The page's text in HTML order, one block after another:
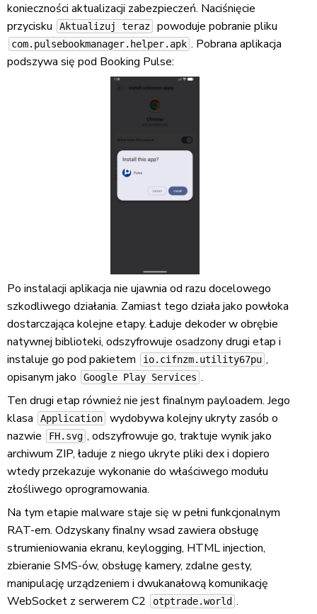
konieczności aktualizacji zabezpieczeń. Naciśnięcie
przycisku
Aktualizuj teraz powoduje pobranie pliku
com.pulsebookmanager.helper.apk . Pobrana aplikacja
podszywa się pod Booking Pulse:
Po instalacji aplikacja nie ujawnia od razu docelowego
szkodliwego działania. Zamiast tego działa jako powłoka
dostarczająca kolejne etapy. Ładuje dekoder w obrębie
natywnej biblioteki, odszyfrowuje osadzony drugi etap i
instaluje go pod pakietem
io.cifnzm.utility67pu ,
opisanym jako
Google Play Services .
Ten drugi etap również nie jest finalnym payloadem. Jego
klasa
Application
wydobywa kolejny ukryty zasób o
nazwie
FH.svg , odszyfrowuje go, traktuje wynik jako
archiwum ZIP, ładuje z niego ukryte pliki dex i dopiero
wtedy przekazuje wykonanie do właściwego modułu
złośliwego oprogramowania.
Na tym etapie malware staje się w pełni funkcjonalnym
RAT-em. Odzyskany finalny wsad zawiera obsługę
strumieniowania ekranu, keylogging, HTML injection,
zbieranie SMS-ów, obsługę kamery, zdalne gesty,
manipulację urządzeniem i dwukanałową komunikację
WebSocket z serwerem C2
otptrade.world .